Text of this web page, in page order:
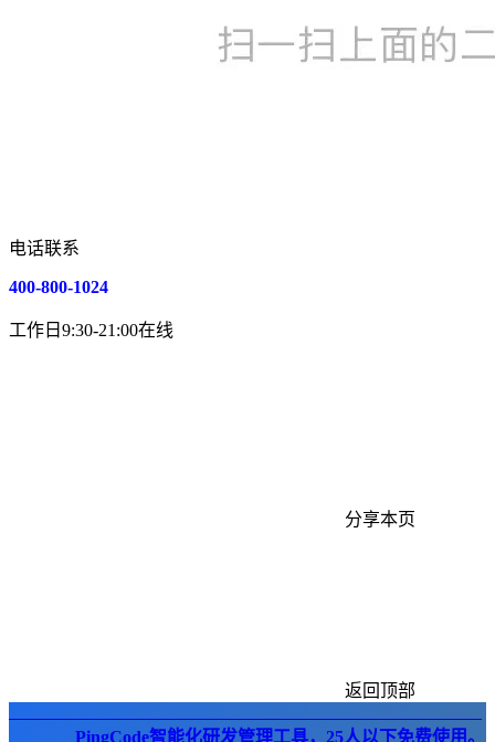
电话联系
400-800-1024
工作日9:30-21:00在线
分享本页
返回顶部
PingCode智能化研发管理工具，25人以下免费使用。